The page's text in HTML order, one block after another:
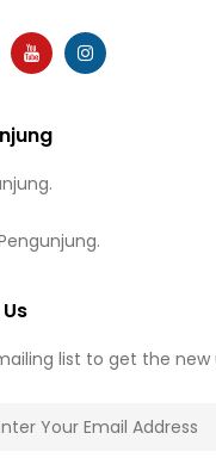
list to get the new